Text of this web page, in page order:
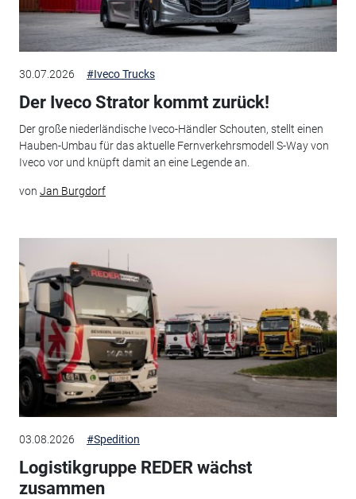
30.07.2026 #Iveco Trucks
Der Iveco Strator kommt zurück!
Der große niederländische Iveco-Händler Schouten, stellt einen
Hauben-Umbau für das aktuelle Fernverkehrsmodell S-Way von
Iveco vor und knüpft damit an eine Legende an.
von Jan Burgdorf
03.08.2026 #Spedition
Logistikgruppe REDER wächst
zusammen